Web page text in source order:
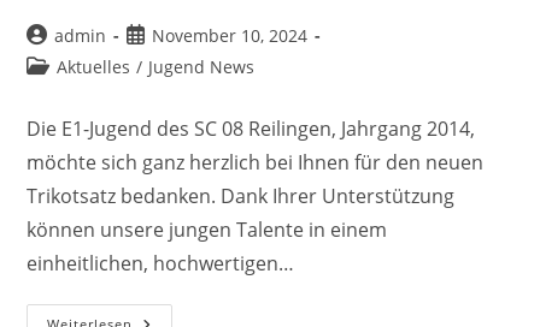
Beitrags-
Autor:
admin
Beitrag
veröffentlicht:
November 10, 2024
Beitrags-
Aktuelles / Jugend News
Die E1-Jugend des SC 08 Reilingen, Jahrgang 2014,
möchte sich ganz herzlich bei Ihnen für den neuen
Trikotsatz bedanken. Dank Ihrer Unterstützung
können unsere jungen Talente in einem
einheitlichen, hochwertigen…